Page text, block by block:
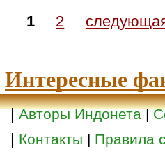
1
2
Интересные
|Авторы Индонета|
| Контакты | Правила